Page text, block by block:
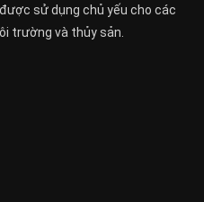
sử dụng chủ yếu cho các
trường và thủy sản.